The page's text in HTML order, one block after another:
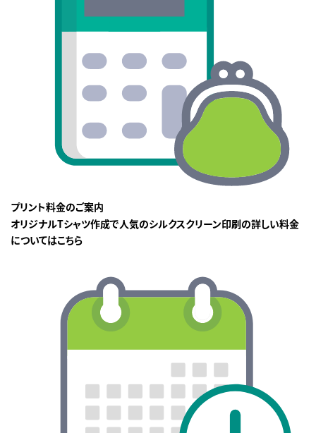
プリント料金のご案内
オリジナルTシャツ作成で人気のシルクスクリーン印刷の詳しい料金
についてはこちら